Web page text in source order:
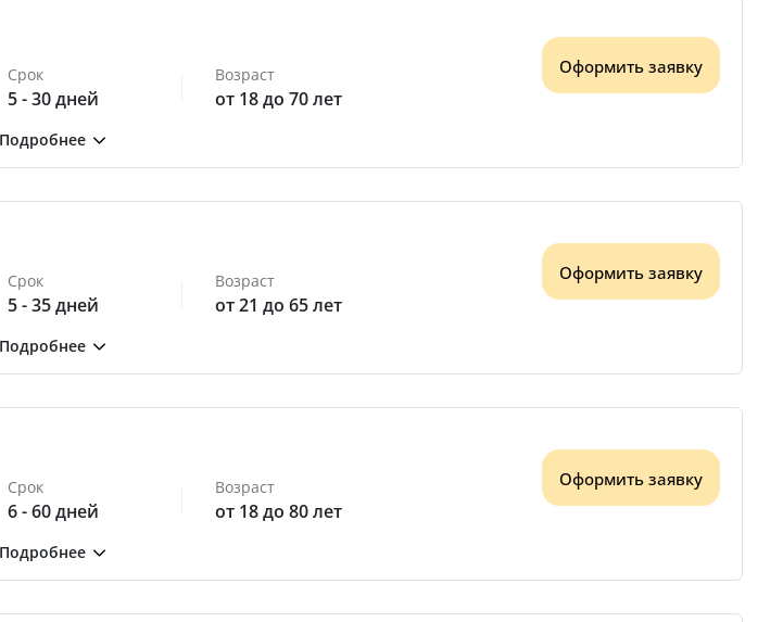
Срок
5 - 30 дней
Возраст
от 18 до 70 лет
Оформить заявку
Срок
5 - 35 дней
Возраст
от 21 до 65 лет
Оформить заявку
Срок
6 - 60 дней
Возраст
от 18 до 80 лет
Оформить заявку